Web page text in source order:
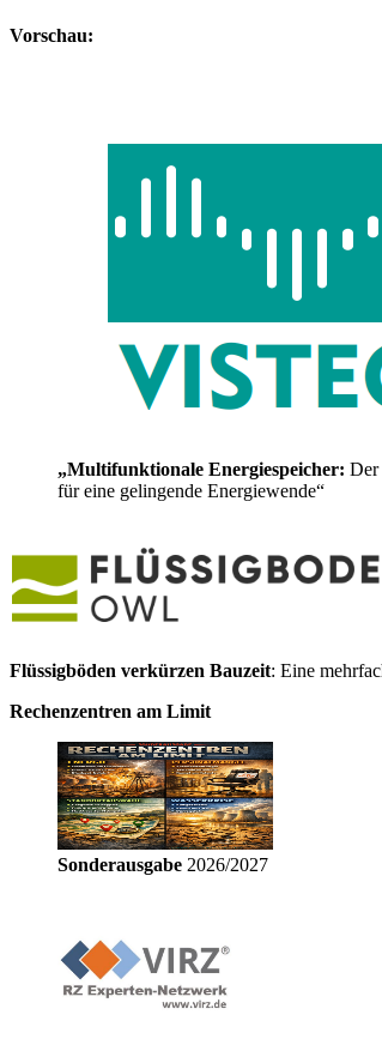
Vorschau:
„Multifunktionale Energiespeicher: Der
für eine gelingende Energiewende“
Flüssigböden verkürzen Bauzeit: Eine
Rechenzentren am Limit
Sonderausgabe 2026/2027